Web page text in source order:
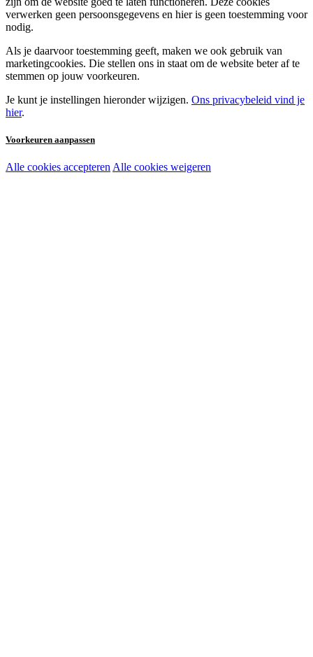
verwerken geen persoonsgegevens en hier is geen toestemming voor
nodig.
Als je daarvoor toestemming geeft, maken we ook gebruik van
marketingcookies. Die stellen ons in staat om de website beter af te
stemmen op jouw voorkeuren.
Je kunt je instellingen hieronder wijzigen. Ons privacybeleid vind je
hier.
Voorkeuren aanpassen
Noodzakelijke cookies:
Alle cookies accepteren Alle cookies weigeren